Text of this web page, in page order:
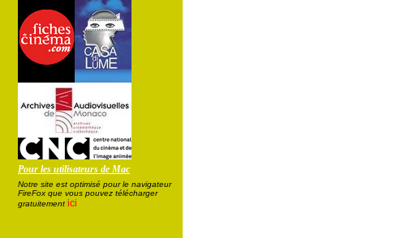
Pour les utilisateurs de Mac
Notre site est optimisé pour le navigateur
FireFox que vous pouvez télécharger
gratuitement ici